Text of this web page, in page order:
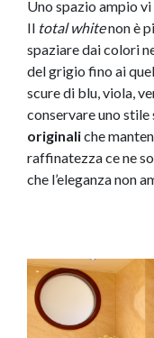
Uno spazio ampio
Il total whitenon è
spaziare dai colori
del grigio fino ai
scure di blu, viola,
conservare uno
originaliche
raffinatezza ce ne
che l’eleganza non